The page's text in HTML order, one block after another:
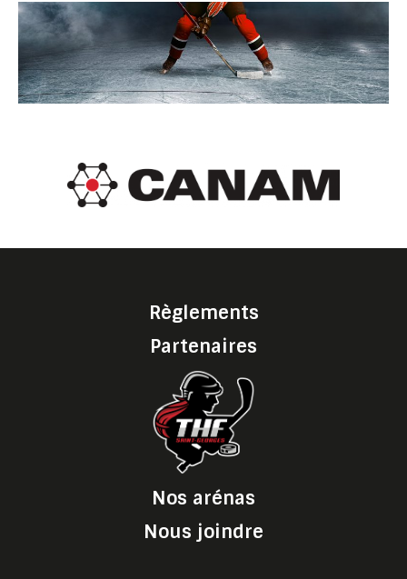
Règlements
Partenaires
Nos arénas
Nous joindre